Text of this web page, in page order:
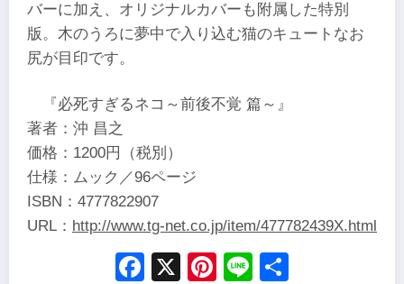
バーに加え、オリジナルカバーも附属した特別
版。木のうろに夢中で入り込む猫のキュートなお
尻が目印です。
『必死すぎるネコ～前後不覚 篇～』
著者：沖 昌之
価格：1200円（税別）
仕様：ムック／96ページ
ISBN：4777822907
URL： http://www.tg-net.co.jp/item/477782439X.html
Facebook
X Pinterest
Line